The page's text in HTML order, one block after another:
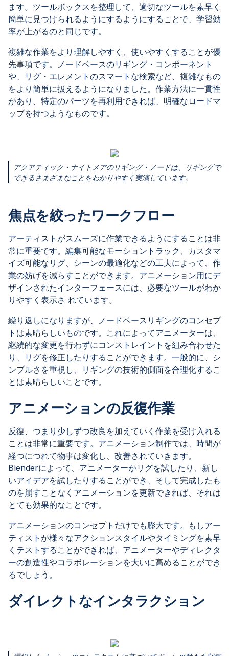
ます。ツールボックスを整理して、適切なツールを素早く
簡単に見つけられるようにするようにすることで、学習効
率が上がるのと同じです。
複雑な作業をより理解しやすく、使いやすくすることが優
先事項です。ノードベースのリギング・コンポーネント
や、リグ・エレメントのスマートな検索など、複雑なもの
をより簡単に扱えるようになりました。作業方法に一貫性
があり、特定のパーツを再利用できれば、明確なロードマ
ップを持つようなものです。
アクアティック・ナイトメアのリギング・ノードは、リギングで
できるさまざまなことをわかりやすく実演しています。
焦点を絞ったワークフロー
アーティストがスムーズに作業できるようにすることは非
常に重要です。編集可能なモーショントラック、カスタマ
イズ可能なリグ、シーンの最適化などの工夫によって、作
業の妨げを減らすことができます。アニメーション用にデ
ザインされたインターフェースには、必要なツールがわか
りやすく表示さ れています。
繰り返しになりますが、ノードベースリギングのコンセプ
トは素晴らしいものです。これによってアニメーターは、
継続的な変更を行わずにコンストレイントを組み合わせた
り、リグを修正したりすることができます。一般的に、シ
ンプルさを重視し、リギングの技術的側面を合理化するこ
とは素晴らしいことです。
アニメーションの反復作業
反復、つまり少しずつ改良を加えていく作業を受け入れる
ことは非常に重要です。アニメーション制作では、時間が
経つにつれて物事は変化し、改善されていきます。
Blenderによって、アニメーターがリグを試したり、新し
いアイデアを試したりすることができ、そして完成したも
のを崩すことなくアニメーションを更新できれば、それは
とても効果的なことです。
アニメーションのコンセプトだけでも膨大です。もしアー
ティストが様々なアクションスタイルやタイミングを素早
くテストすることができれば、アニメーターやディレクタ
ーの創造性やコラボレーションを大いに高めることができ
るでしょう。
ダイレクトなインタラクション